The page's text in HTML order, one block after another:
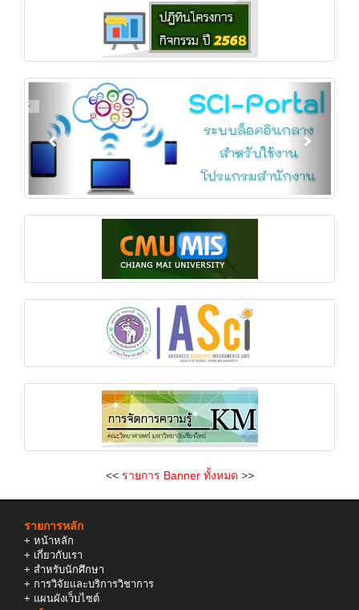
<< รายการ Banner ทั้งหมด >>
รายการหลัก
+ หน้าหลัก
+ เกี่ยวกับเรา
+ สำหรับนักศึกษา
+ การวิจัยและบริการวิชาการ
+ แผนผังเว็บไซต์